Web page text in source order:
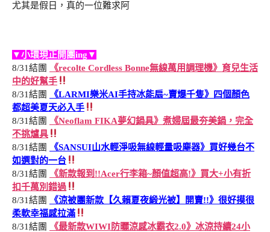
尤其是假日，真的一位難求阿
▼小環現正開團ing▼
8/31結團
《recolte Cordless Bonne無線萬用調理機》育兒生活
中的好幫手
8/31結團
《LARMI樂米AI手持冰能扇~賣爆千隻》四個顏色
都超美夏天必入手
8/31結團
《Neoflam FIKA夢幻鍋具》煮婦屆最夯美鍋，完全
不挑爐具
8/31結團
《SANSUI山水輕淨吸無線輕量吸塵器》買好幾台不
如選對的一台
8/31結團
《新款報到!!Acer行李箱~顏值超高!》買大+小有折
扣千萬別錯過
8/31結團
《涼被團新款【久賴夏夜緞光被】開賣!!》很好摸很
柔軟幸福感拉滿
8/31結團
《最新款WIWI防曬涼感冰霸衣2.0》冰涼持續24小